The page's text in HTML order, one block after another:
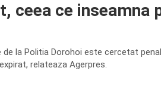
ceea ce inseamna
de la Politia Dorohoi este cercetat
relateaza Agerpres.